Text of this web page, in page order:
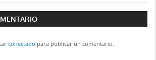
siguiente:
conectado para publicar un comentario.